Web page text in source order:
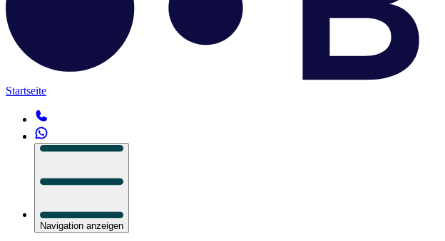
Startseite
Navigation anzeigen